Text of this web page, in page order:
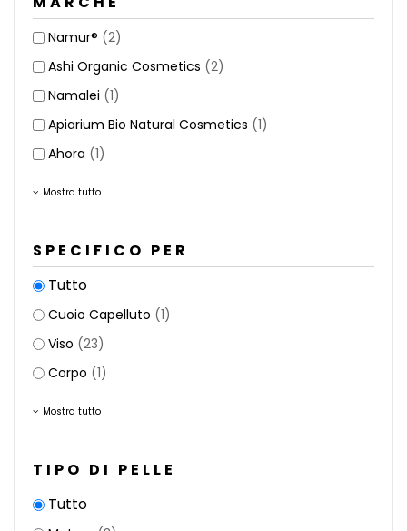
Namur® (2)
Ashi Organic Cosmetics (2)
Namalei (1)
Apiarium Bio Natural Cosmetics (1)
Ahora (1)
Mostra tutto
SPECIFICO PER
Tutto
Cuoio Capelluto (1)
Viso (23)
Corpo (1)
Mostra tutto
TIPO DI PELLE
Tutto